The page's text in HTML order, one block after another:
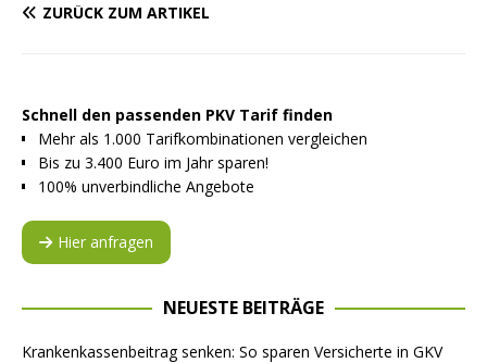
ZURÜCK ZUM ARTIKEL
Schnell den passenden PKV Tarif finden
Mehr als 1.000 Tarifkombinationen vergleichen
Bis zu 3.400 Euro im Jahr sparen!
100% unverbindliche Angebote
Hier anfragen
NEUESTE BEITRÄGE
Krankenkassenbeitrag senken: So sparen Versicherte in GKV